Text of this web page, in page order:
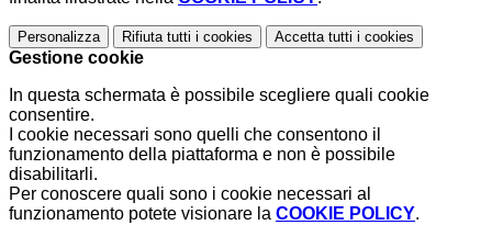
Personalizza Rifiuta tutti i cookies Accetta tutti i cookies
Gestione cookie
In questa schermata è possibile scegliere quali cookie
consentire.
I cookie necessari sono quelli che consentono il
funzionamento della piattaforma e non è possibile
disabilitarli.
Per conoscere quali sono i cookie necessari al
funzionamento potete visionare la COOKIE POLICY.